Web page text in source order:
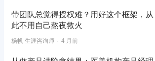
带团队总觉得授权难？用好这个框架，从
此不用自己熬夜救火
杨帆 生涯咨询师 4 月前